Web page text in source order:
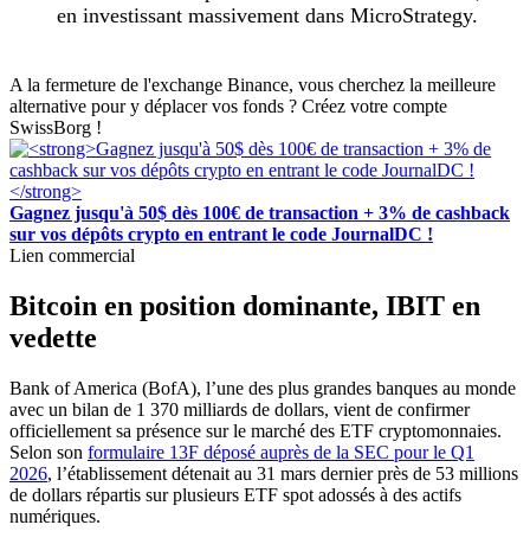
en investissant massivement dans MicroStrategy.
A la fermeture de l'exchange Binance, vous cherchez la meilleure
alternative pour y déplacer vos fonds ? Créez votre compte
SwissBorg !
Gagnez jusqu'à 50$ dès 100€ de transaction + 3% de cashback
sur vos dépôts crypto en entrant le code JournalDC !
Lien commercial
Bitcoin en position dominante, IBIT en
vedette
Bank of America (BofA), l’une des plus grandes banques au monde
avec un bilan de 1 370 milliards de dollars, vient de confirmer
officiellement sa présence sur le marché des ETF cryptomonnaies.
Selon son formulaire 13F déposé auprès de la SEC pour le Q1
2026, l’établissement détenait au 31 mars dernier près de 53 millions
de dollars répartis sur plusieurs ETF spot adossés à des actifs
numériques.